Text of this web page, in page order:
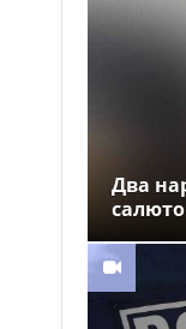
на
в
На
порядок
13:34
рыцари из
Con Astana
Два